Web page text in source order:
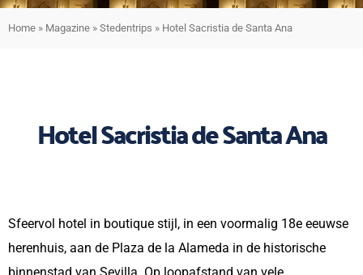
Home » Magazine » Stedentrips » Hotel Sacristia de Santa Ana
Hotel Sacristia de Santa Ana
Sfeervol hotel in boutique stijl, in een voormalig 18e eeuwse
herenhuis, aan de Plaza de la Alameda in de historische